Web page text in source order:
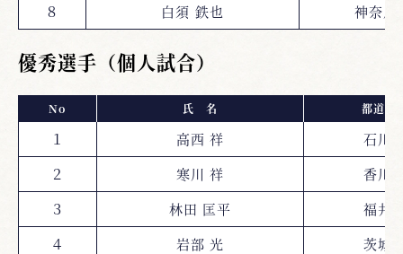
８
白須 鉄也 神奈川
優秀選手（個人試合）
No 氏 名 都道府
１ 高西 祥
石川
２
寒川 祥
香川
３
林田 匡平
福井
４
岩部 光
茨城